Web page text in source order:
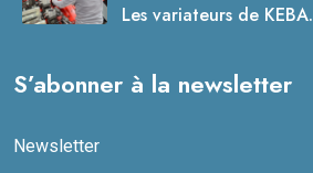
Les variateurs de KEBA.
S’abonner à la newsletter
Newsletter